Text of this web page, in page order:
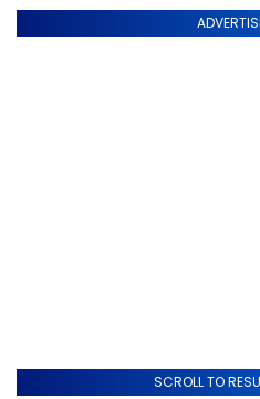
SCROLL TO